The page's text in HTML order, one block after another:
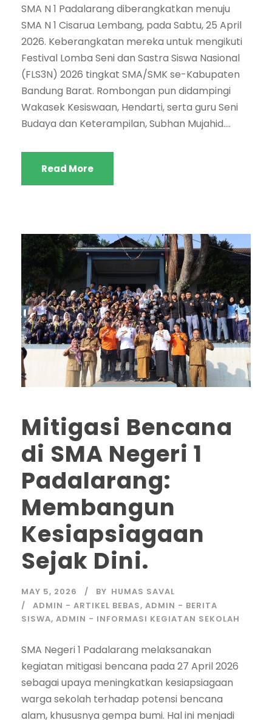
SMA N 1 Padalarang diberangkatkan menuju
SMA N 1 Cisarua Lembang, pada Sabtu, 25 April
2026. Keberangkatan mereka untuk mengikuti
Festival Lomba Seni dan Sastra Siswa Nasional
(FLS3N) 2026 tingkat SMA/SMK se-Kabupaten
Bandung Barat. Rombongan pun didampingi
Wakasek Kesiswaan, Hendarti, serta guru Seni
Budaya dan Keterampilan, Subhan Mujahid....
Read More
Mitigasi Bencana
di SMA Negeri 1
Padalarang:
Membangun
Kesiapsiagaan
Sejak Dini.
MAY 5, 2026 BY HUMAS SAVAL
ADMIN - ARTIKEL BEBAS, ADMIN - BERITA
SISWA, ADMIN - INFORMASI KEGIATAN SEKOLAH
SMA Negeri 1 Padalarang melaksanakan
kegiatan mitigasi bencana pada 27 April 2026
sebagai upaya meningkatkan kesiapsiagaan
warga sekolah terhadap potensi bencana
alam, khususnya gempa bumi. Hal ini menjadi